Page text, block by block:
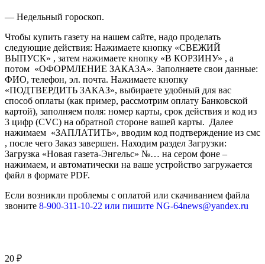
— Недельный гороскоп.
Чтобы купить газету на нашем сайте, надо проделать
следующие действия: Нажимаете кнопку «СВЕЖИЙ
ВЫПУСК» , затем нажимаете кнопку «В КОРЗИНУ» , а
потом «ОФОРМЛЕНИЕ ЗАКАЗА». Заполняете свои данные:
ФИО, телефон, эл. почта. Нажимаете кнопку
«ПОДТВЕРДИТЬ ЗАКАЗ», выбираете удобный для вас
способ оплаты (как пример, рассмотрим оплату Банковской
картой), заполняем поля: номер карты, срок действия и код из
3 цифр (CVC) на обратной стороне вашей карты. Далее
нажимаем «ЗАПЛАТИТЬ», вводим код подтверждение из смс
, после чего Заказ завершен. Находим раздел Загрузки:
Загрузка «Новая газета-Энгельс» №… на сером фоне –
нажимаем, и автоматически на ваше устройство загружается
файл в формате PDF.
Если возникли проблемы с оплатой или скачиванием файла
звоните 8-900-311-10-22 или пишите NG-64news@yandex.ru
20 ₽